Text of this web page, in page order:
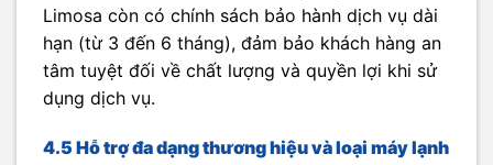
Limosa còn có chính sách bảo hành dịch vụ dài
hạn (từ 3 đến 6 tháng), đảm bảo khách hàng an
tâm tuyệt đối về chất lượng và quyền lợi khi sử
dụng dịch vụ.
4.5 Hỗ trợ đa dạng thương hiệu và loại máy lạnh